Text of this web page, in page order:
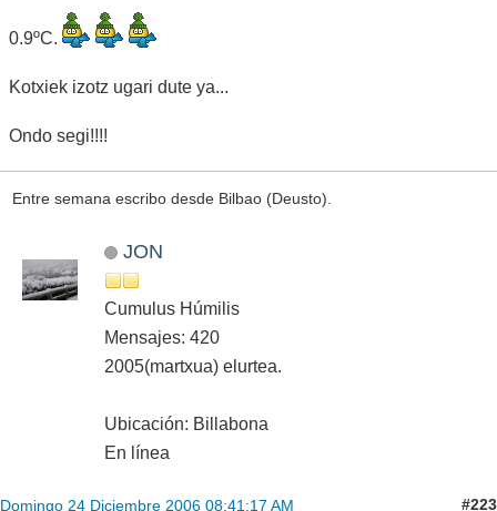
0.9ºC.
Kotxiek izotz ugari dute ya...
Ondo segi!!!!
Entre semana escribo desde Bilbao (Deusto).
JON
Cumulus Húmilis
Mensajes: 420
2005(martxua) elurtea.
Ubicación: Billabona
En línea
Domingo 24 Diciembre 2006 08:41:17 AM #223